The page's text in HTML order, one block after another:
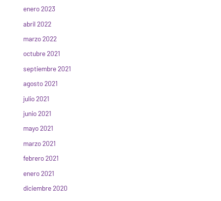
enero 2023
abril 2022
marzo 2022
octubre 2021
septiembre 2021
agosto 2021
julio 2021
junio 2021
mayo 2021
marzo 2021
febrero 2021
enero 2021
diciembre 2020